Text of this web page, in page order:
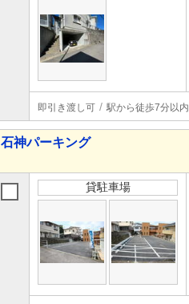
即引き渡し可 駅から徒歩7分以内
石神パーキング
貸駐車場